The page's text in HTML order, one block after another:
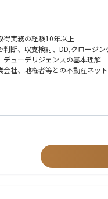
司との距離も近く、自身の考え
持って自由に仕事を進められる
勤務をしております。
おり、出社時間や退社時間は柔
と取れ、離職率も低く、好待遇
成果に応じて評価される仕組み
員の平均年齢は38歳で、若手
得実務の経験10年以上
判断、収支検討、DD,クロージ
デューデリジェンスの基本理解
会社、地権者等との不動産ネッ
は取得案件の取り扱い経験
、事業性を自ら判断できる方
地、区分集約、再開発、バリュ
、ホテル、商業施設、オフィス
し、仕入れ実績につなげた経験